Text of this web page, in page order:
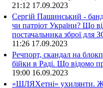
21:12 17.09.2023
Сергій Пашинський -
чи патріот України? Що
постачальника зброї для
11:26 17.09.2023
Речпорт, скандал на
бійки в Раді. Що відомо
19:00 16.09.2023
«ШЛЯХетні» ухилянти.